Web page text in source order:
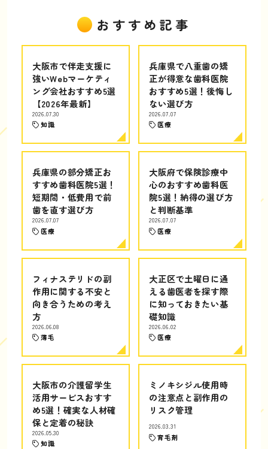
おすすめ記事
大阪市で伴走支援に
強いWebマーケティ
ング会社おすすめ5選
【2026年最新】
2026.07.30
知識
兵庫県で八重歯の矯
正が得意な歯科医院
おすすめ5選！後悔し
ない選び方
2026.07.07
医療
兵庫県の部分矯正お
すすめ歯科医院5選！
短期間・低費用で前
歯を直す選び方
2026.07.07
医療
大阪府で保険診療中
心のおすすめ歯科医
院5選！納得の選び方
と判断基準
2026.07.07
医療
フィナステリドの副
作用に関する不安と
向き合うための考え
方
2026.06.08
薄毛
大正区で土曜日に通
える歯医者を探す際
に知っておきたい基
礎知識
2026.06.02
医療
大阪市の介護留学生
活用サービスおすす
め5選！確実な人材確
保と定着の秘訣
2026.05.30
知識
ミノキシジル使用時
の注意点と副作用の
リスク管理
2026.03.31
育毛剤